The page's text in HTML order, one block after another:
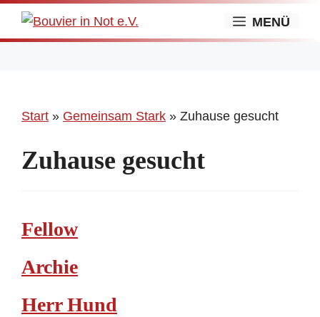
Zum
MENÜ
Start » Gemeinsam Stark » Zuhause gesucht
Zuhause gesucht
Fellow
Archie
Herr Hund